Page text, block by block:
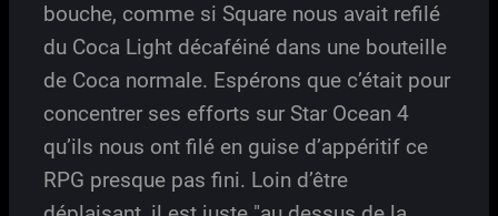
bouche, comme si Square nous avait refilé
du Coca Light décaféiné dans une bouteille
de Coca normale. Espérons que c’était pour
concentrer ses efforts sur Star Ocean 4
qu’ils nous ont filé en guise d’appéritif ce
RPG presque pas fini. Loin d’être